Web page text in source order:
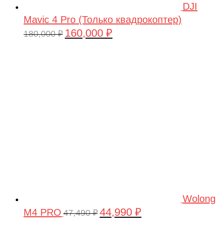
DJI
Mavic 4 Pro (Только квадрокоптер)
180,000₽ Первоначальная
160,000 ₽
Wolong
M4 PRO 47,490₽ Первоначальная
44,990 ₽